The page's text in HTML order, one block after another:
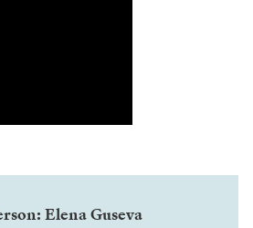
Elena Guseva